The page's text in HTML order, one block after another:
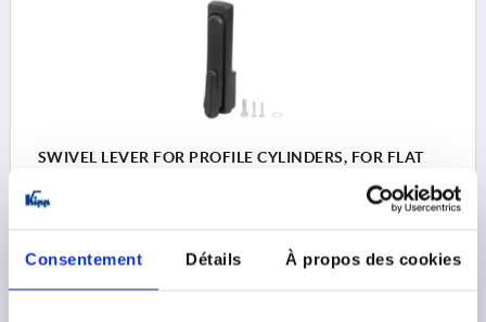
Consentement Détails À propos des cookies
SWIVEL LEVER FOR PROFILE CYLINDERS, FOR FLAT
B=37, H=24, GF30
VERSION 1=FOR PROFILE CYLINDERS
LENGTH=161
VERSION 2=FOR FLAT BARS